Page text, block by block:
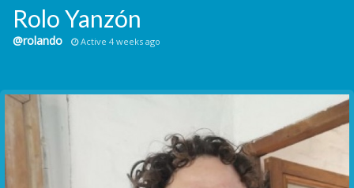
Groups
Communication Point
Meeting Point
The Yacht Club
Rolo Yanzón
@rolando Active 4 weeks ago